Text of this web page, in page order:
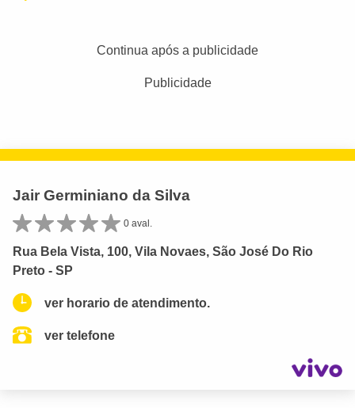
Continua após a publicidade
Publicidade
Jair Germiniano da Silva
0 aval.
Rua Bela Vista, 100, Vila Novaes, São José Do Rio
Preto - SP
ver horario de atendimento.
ver telefone